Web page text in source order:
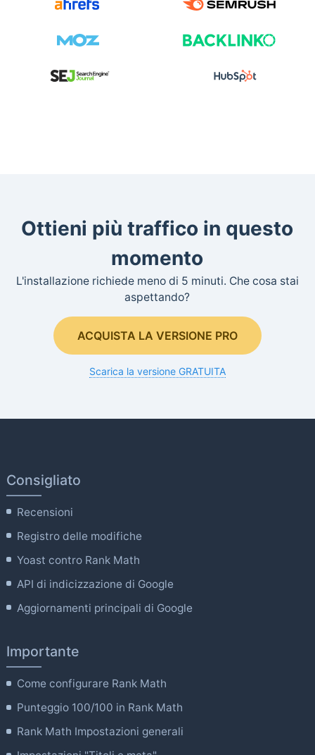
Ottieni più traffico in questo
momento
L'installazione richiede meno di 5 minuti. Che cosa stai
aspettando?
ACQUISTA LA VERSIONE PRO
Scarica la versione GRATUITA
Consigliato
Recensioni
Registro delle modifiche
Yoast contro Rank Math
API di indicizzazione di Google
Aggiornamenti principali di Google
Importante
Come configurare Rank Math
Punteggio 100/100 in Rank Math
Rank Math Impostazioni generali